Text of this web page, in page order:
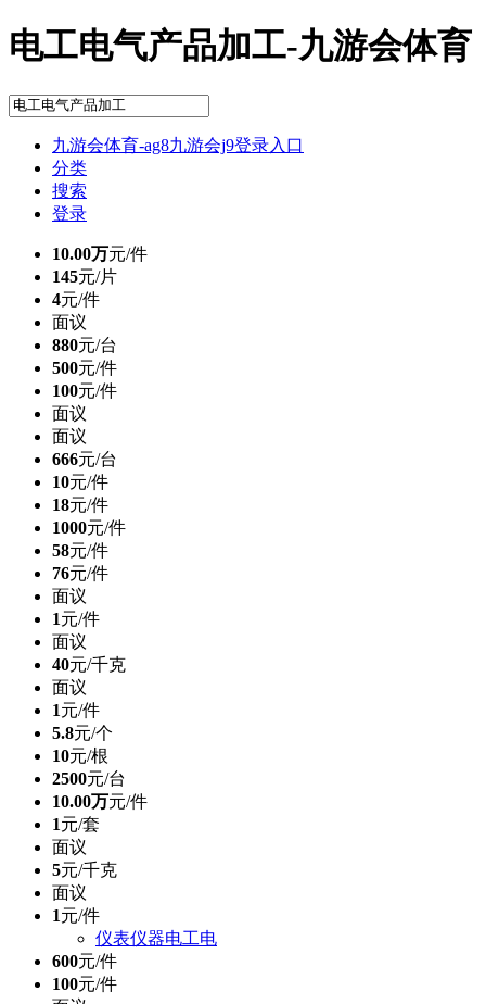
电工电气产品加工-九游会体育
九游会体育-ag8九游会j9登录入口
分类
搜索
登录
10.00万元/件
145元/片
4元/件
面议
880元/台
500元/件
100元/件
面议
面议
666元/台
10元/件
18元/件
1000元/件
58元/件
76元/件
面议
1元/件
面议
40元/千克
面议
1元/件
5.8元/个
10元/根
2500元/台
10.00万元/件
1元/套
面议
5元/千克
面议
1元/件
仪表仪器电工电
600元/件
100元/件